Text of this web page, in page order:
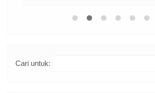
Cari untuk: